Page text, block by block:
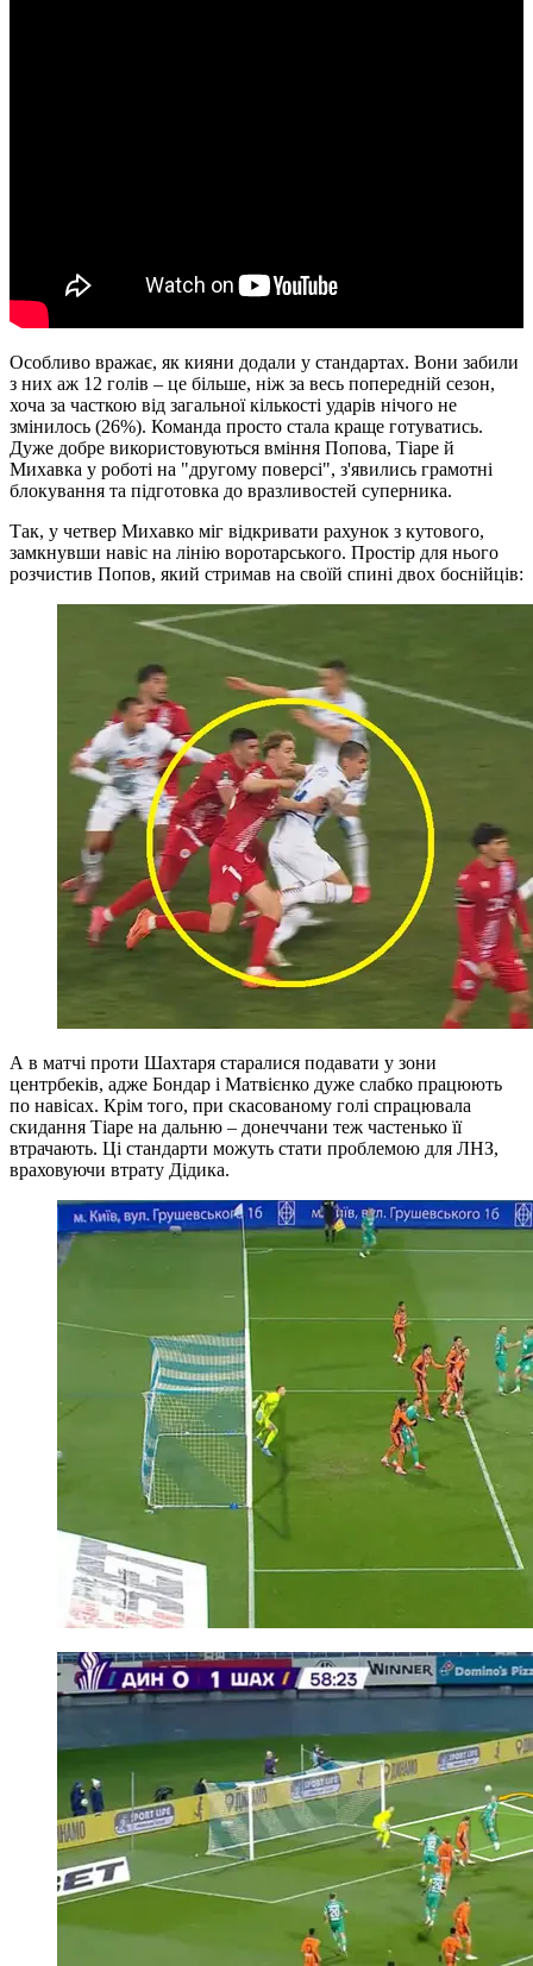
Особливо вражає, як кияни додали у стандартах. Вони забили
з них аж 12 голів – це більше, ніж за весь попередній сезон,
хоча за часткою від загальної кількості ударів нічого не
Дуже добре використовуються вміння Попова, Тіаре й
Михавка у роботі на "другому поверсі", з'явились грамотні
блокування та підготовка до вразливостей суперника.
Так, у четвер Михавко міг відкривати рахунок з кутового,
замкнувши навіс на лінію воротарського. Простір для нього
розчистив Попов, який стримав на своїй спині двох боснійців:
А в матчі проти Шахтаря старалися подавати у зони
центрбеків, адже Бондар і Матвієнко дуже слабко працюють
по навісах. Крім того, при скасованому голі спрацювала
втрачають. Ці стандарти можуть стати проблемою для ЛНЗ,
враховуючи втрату Дідика.